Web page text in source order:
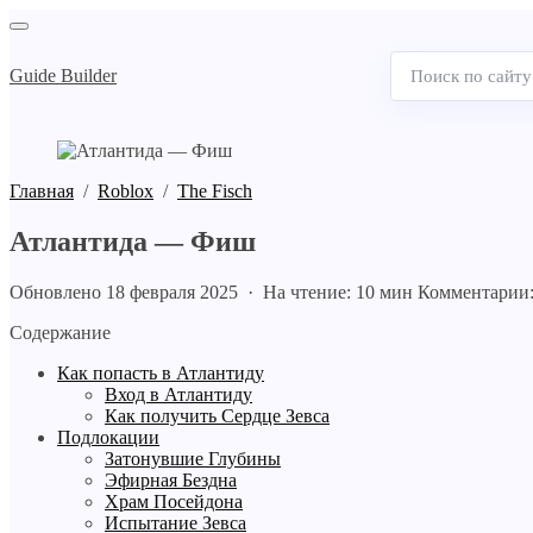
Guide Builder
Поиск
по
Главная / Roblox / The Fisch
Атлантида — Фиш
Обновлено 18 февраля 2025 · На чтение: 10 мин
Содержание
Как попасть в Атлантиду
Вход в Атлантиду
Как получить Сердце Зевса
Подлокации
Затонувшие Глубины
Эфирная Бездна
Храм Посейдона
Испытание Зевса